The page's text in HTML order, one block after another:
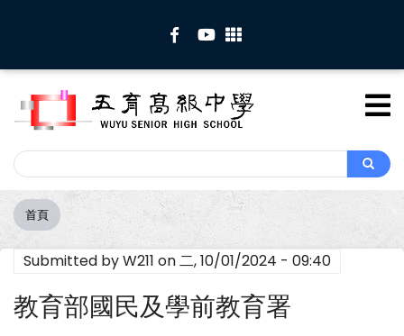
內
Search
Search
導
航
連
首頁
Submitted byW211 on二, 10/01/2024 - 09:40
教育部國民及學前教育署